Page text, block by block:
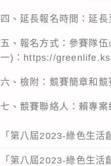
四、延長報名時間：延
五、報名方式：參賽隊
一)：https://
六、檢附：競賽簡章和競
七、競賽聯絡人：賴專
「第八屆2023-綠色生活
「第八屆2023-綠色生活